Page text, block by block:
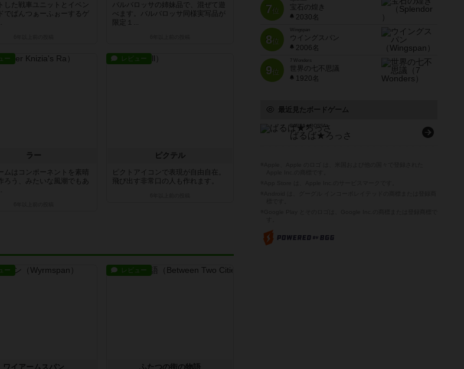
した戦車ユニットとイベン
でぱんつぁーふぉーするゲ
バルバロッサの姉妹品で、混ぜて遊
べます。バルバロッサ同様実写品が
限定１...
ー
ラー
ムはコンポーネントを素晴
ろう、みたいな風潮でもあ
レビュー
ピクテル
ピクトアイコンで表現が自由自在。
飛び出す非常口の人も作れます。
ー
ワイアームスパン
レビュー
ふたつの街の物語
7位
宝石の煌き
2030名
8位
Wingspan
ウイングスパン
2006名
9位
7 Wonders
世界の七不思議
1920名
最近見たボードゲーム
BARBA★ROSSA
ばるば★ろっさ